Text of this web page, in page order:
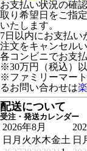
お支払い状況の確
取り希望日をご指
いたします。
7日以内にお支払
注文をキャンセルい
各コンビニでお支
※30万円（税込）
※ファミリーマー
るお問い合わせは
配送について
受注・発送カレンダー
2026年8月
日 月 火水木金土 日